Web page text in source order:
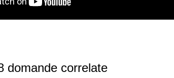
domande correlate